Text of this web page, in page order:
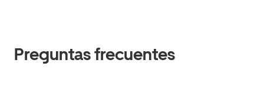
Preguntas frecuentes